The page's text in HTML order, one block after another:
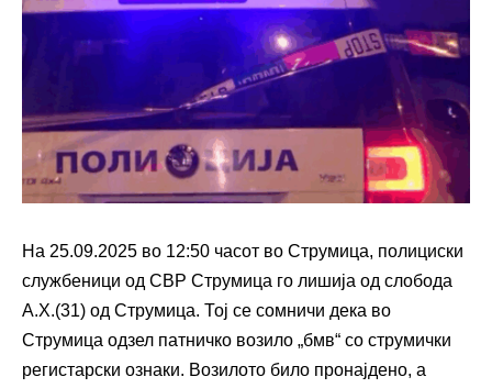
На 25.09.2025 во 12:50 часот во Струмица, полициски
службеници од СВР Струмица го лишија од слобода
А.Х.(31) од Струмица. Тој се сомничи дека во
Струмица одзел патничко возило „бмв“ со струмички
регистарски ознаки. Возилото било пронајдено, а